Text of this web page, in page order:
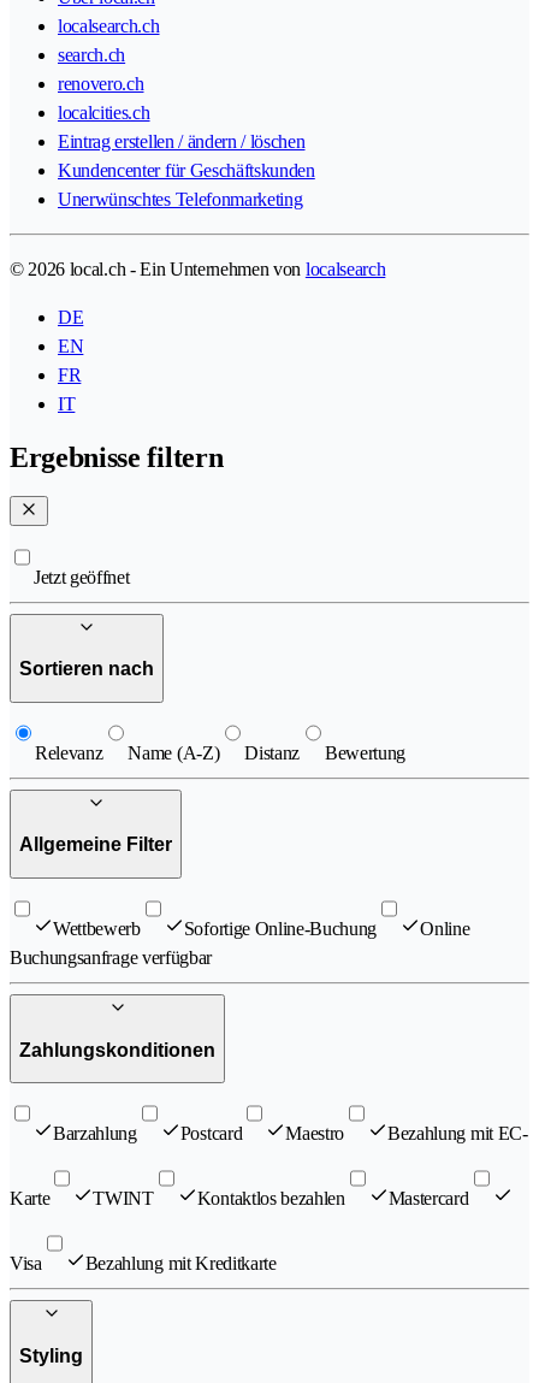
localsearch.ch
search.ch
renovero.ch
localcities.ch
Eintrag erstellen / ändern / löschen
Kundencenter für Geschäftskunden
Unerwünschtes Telefonmarketing
© 2026 local.ch - Ein Unternehmen von localsearch
DE
EN
FR
IT
Ergebnisse filtern
Jetzt geöffnet
Sortieren nach
Relevanz Name (A-Z) Distanz Bewertung
Allgemeine Filter
Wettbewerb Sofortige Online-Buchung
Online
Buchungsanfrage verfügbar
Zahlungskonditionen
Barzahlung Postcard Maestro Bezahlung mit EC-
Karte TWINT Kontaktlos bezahlen Mastercard
Visa Bezahlung mit Kreditkarte
Styling